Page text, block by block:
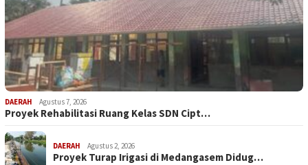
DAERAH Agustus 7, 2026
Proyek Rehabilitasi Ruang Kelas SDN Cipt…
DAERAH Agustus 2, 2026
Proyek Turap Irigasi di Medangasem Didug…